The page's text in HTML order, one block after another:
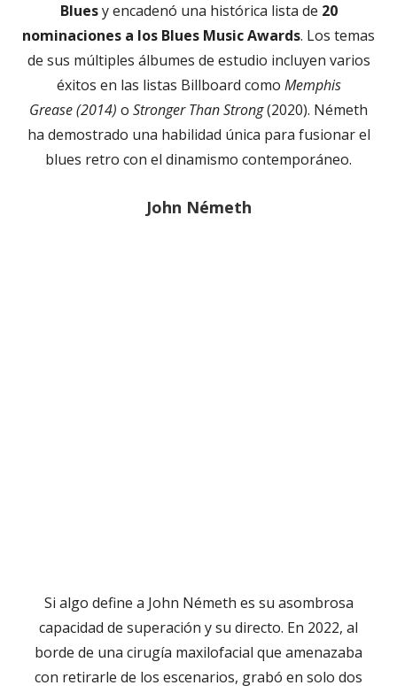
Bluesy encadenó una histórica lista de 20
nominaciones a los Blues Music Awards. Los temas
de sus múltiples álbumes de estudio incluyen varios
éxitos en las listas Billboard como Memphis
Grease (2014) o Stronger Than Strong(2020). Németh
ha demostrado una habilidad única para fusionar el
blues retro con el dinamismo contemporáneo.
John Németh
Si algo define a John Németh es su asombrosa
capacidad de superación y su directo. En 2022, al
borde de una cirugía maxilofacial que amenazaba
con retirarle de los escenarios, grabó en solo dos